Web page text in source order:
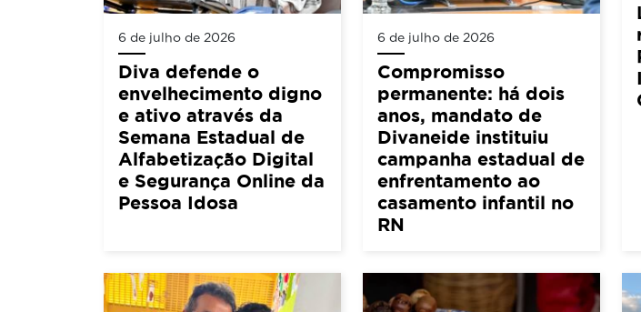
6 de julho de 2026
Diva defende o
envelhecimento digno
e ativo através da
Semana Estadual de
Alfabetização Digital
e Segurança Online da
Pessoa Idosa
6 de julho de 2026
Compromisso
permanente: há dois
anos, mandato de
Divaneide instituiu
campanha estadual de
enfrentamento ao
casamento infantil no
RN